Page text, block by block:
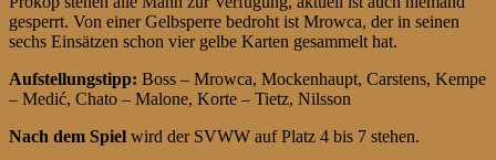
gesperrt. Von einer Gelbsperre bedroht ist Mrowca, der in seinen
sechs Einsätzen schon vier gelbe Karten gesammelt hat.
Aufstellungstipp: Boss – Mrowca, Mockenhaupt, Carstens, Kempe
– Medić, Chato – Malone, Korte – Tietz, Nilsson
Nach dem Spiel wird der SVWW auf Platz 4 bis 7 stehen.